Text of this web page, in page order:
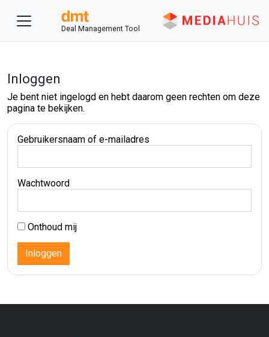
Deal Management Tool
Inloggen
Je bent niet ingelogd en hebt daarom geen rechten om deze
pagina te bekijken.
Gebruikersnaam of e-mailadres
Wachtwoord
Onthoud mij